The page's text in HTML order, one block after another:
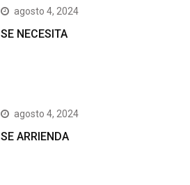
agosto 4, 2024
SE NECESITA
agosto 4, 2024
SE ARRIENDA